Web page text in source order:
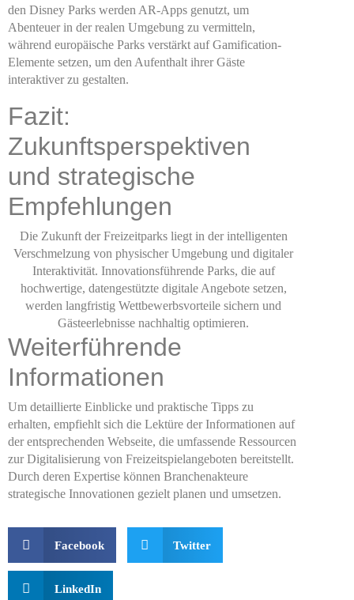
den Disney Parks werden AR-Apps genutzt, um
Abenteuer in der realen Umgebung zu vermitteln,
während europäische Parks verstärkt auf Gamification-
Elemente setzen, um den Aufenthalt ihrer Gäste
interaktiver zu gestalten.
Fazit:
Zukunftsperspektiven
und strategische
Empfehlungen
Die Zukunft der Freizeitparks liegt in der intelligenten
Verschmelzung von physischer Umgebung und digitaler
Interaktivität. Innovationsführende Parks, die auf
hochwertige, datengestützte digitale Angebote setzen,
werden langfristig Wettbewerbsvorteile sichern und
Gästeerlebnisse nachhaltig optimieren.
Weiterführende
Informationen
Um detaillierte Einblicke und praktische Tipps zu
erhalten, empfiehlt sich die Lektüre der Informationen auf
der entsprechenden Webseite, die umfassende Ressourcen
zur Digitalisierung von Freizeitspielangeboten bereitstellt.
Durch deren Expertise können Branchenakteure
strategische Innovationen gezielt planen und umsetzen.
Facebook Twitter
LinkedIn